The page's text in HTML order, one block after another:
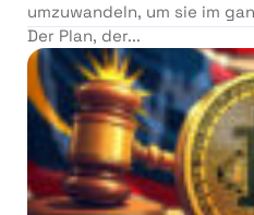
umzuwandeln, um sie im
Der Plan, der...